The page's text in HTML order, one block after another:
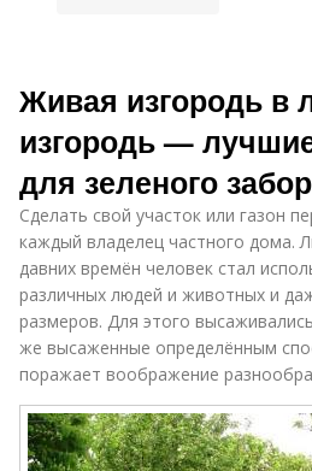
Живая изгородь в
изгородь —
для зеленого
Сделать свой участок или газон
каждый владелец частного дома.
давних времён человек стал
различных людей и животных и
размеров. Для этого
же высаженные определённым
поражает воображение